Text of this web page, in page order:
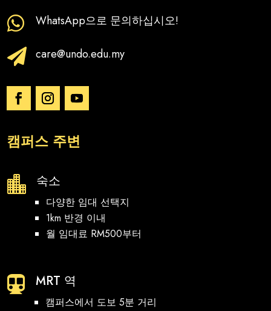
 WhatsApp으로 문의하십시오!
 care@undo.edu.my
캠퍼스 주변
 숙소
다양한 임대 선택지
1km 반경 이내
월 임대료 RM500부터
 MRT 역
캠퍼스에서 도보 5분 거리